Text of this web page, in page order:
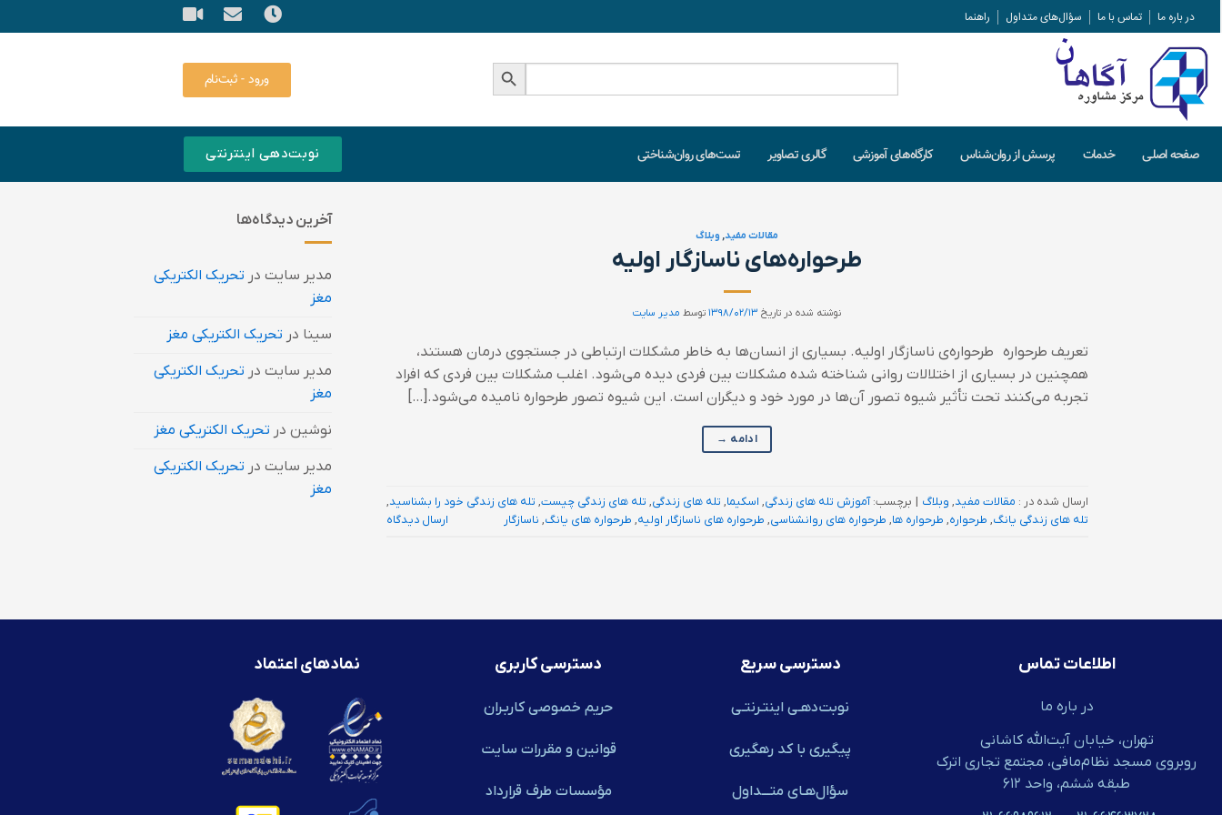
در باره ما تماس با ما سؤال‌های متداول راهنما
جستجو دکمه جستجو
ورود - ثبت‌نام
صفحه اصلـی خدمات پرسش از روان‌شناس کارگاه‌های آموزشی گالری تصاویر تست‌های روان‌شناختی نوبت‌دهی اینترنتی
مقالات مفید, وبلاگ
طرحواره‌های ناسازگار اولیه
نوشته شده در تاریخ ۱۳۹۸/۰۲/۱۳ توسط مدیر سایت
تعریف طرحواره طرحواره‌ی ناسازگار اولیه. بسیاری از انسان‌ها به خاطر مشکلات ارتباطی در جستجوی درمان هستند،
همچنین در بسیاری از اختلالات روانی شناخته شده مشکلات بین فردی دیده می‌شود. اغلب مشکلات بین فردی که افراد
تجربه می‌کنند تحت تأثیر شیوه تصور آن‌ها در مورد خود و دیگران است. این شیوه تصور طرحواره نامیده می‌شود.[…]
ادامه →
ارسال شده در : مقالات مفید, وبلاگ | برچسب:آموزش تله های زندگی, اسکیما, تله های زندگی, تله های زندگی چیست, تله های زندگی خود را بشناسید,
تله های زندگی یانگ, طرحواره, طرحواره ها, طرحواره های روانشناسی, طرحواره های ناسازگار اولیه, طرحواره های یانگ, ناسازگار ارسال دیدگاه
آخرین دیدگاه‌ها
مدیر سایت در تحریک الکتریکی
مغز
سینا در تحریک الکتریکی مغز
مدیر سایت در تحریک الکتریکی
مغز
نوشین در تحریک الکتریکی مغز
مدیر سایت در تحریک الکتریکی
مغز
اطلاعات تماس
در باره ما
تهران، خیابان آیت‌الله کاشانی
روبروی مسجد نظام‌مافی، مجتمع تجاری اترک
طبقه ششم، واحد ۶۱۲
دسترسی سریع
نوبت‌دهـی اینتـرنتـی
پیگیری با کد رهگیری
سؤال‌هـای متـــداول
دسترسی کاربری
حریم خصوصی کاربـران
قوانین و مقررات سایت
مؤسسات طرف قرارداد
نمادهای اعتماد